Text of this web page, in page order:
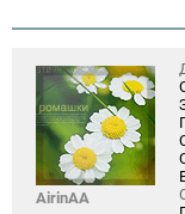
AirinAA